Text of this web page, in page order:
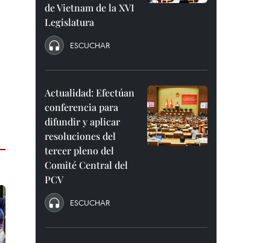
de Vietnam de la XVI
Legislatura
ESCUCHAR
Actualidad: Efectúan
conferencia para
difundir y aplicar
resoluciones del
tercer pleno del
Comité Central del
PCV
ESCUCHAR